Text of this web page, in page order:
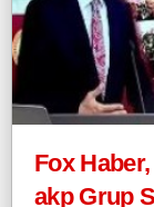
Fox
akp Grup